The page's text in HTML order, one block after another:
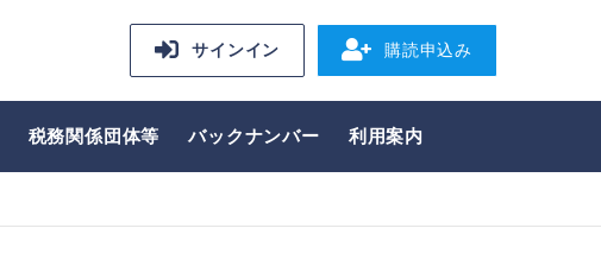
サインイン 購読申込み
税務関係団体等 バックナンバー 利用案内